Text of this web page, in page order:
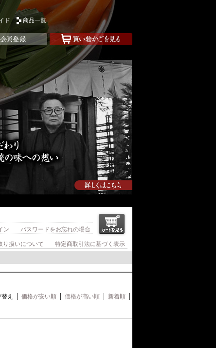
ド 商品一覧
ン パスワードをお忘れの場合
り扱いについて 特定商取引法に基づく表示
え 価格が安い順 価格が高い順 新着順